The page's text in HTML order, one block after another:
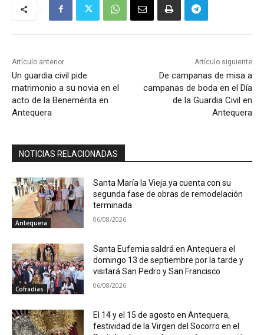
Artículo anterior
Un guardia civil pide
matrimonio a su novia en el
acto de la Benemérita en
Antequera
Artículo siguiente
De campanas de misa a
campanas de boda en el Día
de la Guardia Civil en
Antequera
NOTICIAS RELACIONADAS
Antequera
Santa María la Vieja ya cuenta con su
segunda fase de obras de remodelación
terminada
06/08/2026
Cofradías
Santa Eufemia saldrá en Antequera el
domingo 13 de septiembre por la tarde y
visitará San Pedro y San Francisco
06/08/2026
El 14 y el 15 de agosto en Antequera,
festividad de la Virgen del Socorro en el